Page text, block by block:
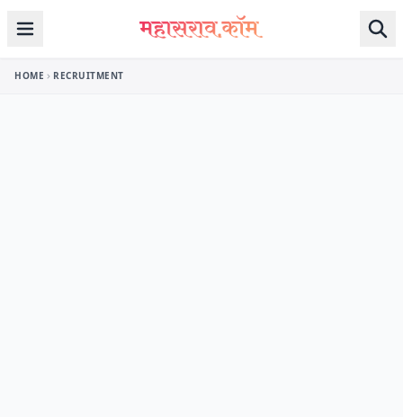
Skip to content
HOME RECRUITMENT